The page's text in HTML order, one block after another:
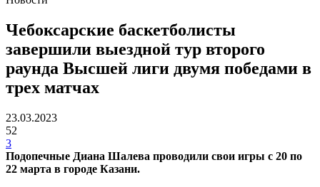
Чебоксарские баскетболисты
завершили выездной тур второго
раунда Высшей лиги двумя победами в
трех матчах
23.03.2023
52
3
Подопечные Диана Шалева проводили свои игры с 20 по
22 марта в городе Казани.